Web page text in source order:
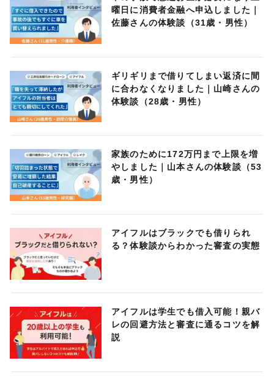
曜日に消費者金融へ申込しました｜
佐藤さんの体験談（31歳・男性）
ギリギリまで借りてしまい返済に間
に合わなくなりました｜山崎さんの
体験談（28歳・男性）
家族のために172万円まで上限を増
やしました｜山本さんの体験談（53
歳・男性）
アイフルはブラックでも借りられ
る？体験談からわかった審査の実態
アイフルは学生でも借入可能！親バ
レの回避方法と審査に通るコツを解
説